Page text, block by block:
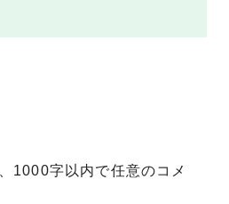
1000字以内で任意のコメ